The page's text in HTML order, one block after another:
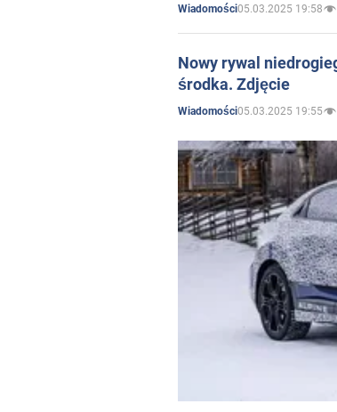
Wiadomości05.03.2025 19:58
Nowy rywal
środka. Zdjęcie
Wiadomości05.03.2025 19:55